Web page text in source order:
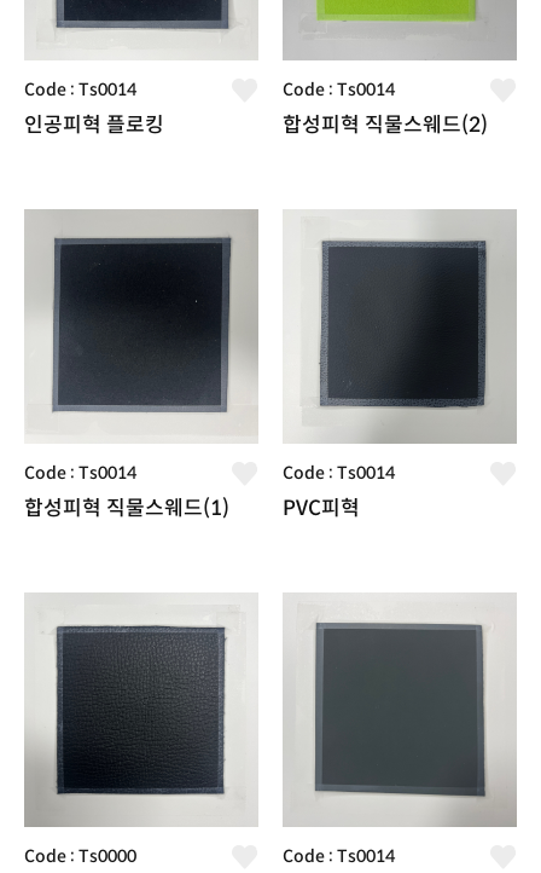
Code : Ts0014
인공피혁 플로킹
Code : Ts0014
합성피혁 직물스웨드(2)
Code : Ts0014
합성피혁 직물스웨드(1)
Code : Ts0014
PVC피혁
Code : Ts0000 Code : Ts0014